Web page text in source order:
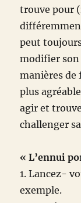
trouve pour
peut
modifier son
manières de
plus
agir et
challenger
« L’ennui
1. Lancez-
exemple.